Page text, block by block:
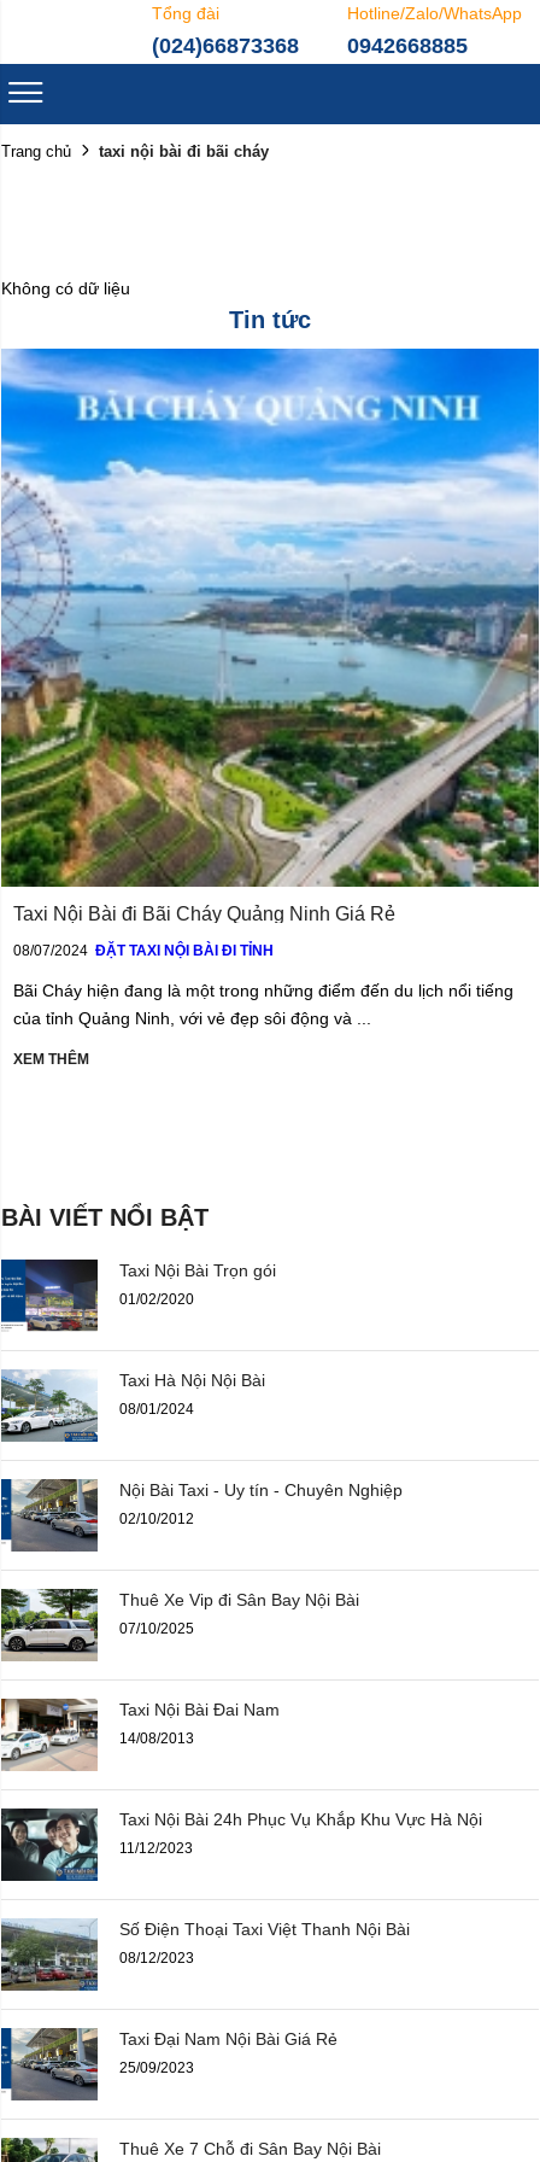
Tổng đài
(024)66873368
Hotline/Zalo/WhatsApp
0942668885
Trang chủ taxi nội bài đi bãi cháy
Không có dữ liệu
Tin tức
Taxi Nội Bài đi Bãi Cháy Quảng Ninh Giá Rẻ
08/07/2024 ĐẶT TAXI NỘI BÀI ĐI TỈNH
Bãi Cháy hiện đang là một trong những điểm đến du lịch nổi tiếng
của tỉnh Quảng Ninh, với vẻ đẹp sôi động và ...
XEM THÊM
BÀI VIẾT NỔI BẬT
Taxi Nội Bài Trọn gói
01/02/2020
Taxi Hà Nội Nội Bài
08/01/2024
Nội Bài Taxi - Uy tín - Chuyên Nghiệp
02/10/2012
Thuê Xe Vip đi Sân Bay Nội Bài
07/10/2025
Taxi Nội Bài Đai Nam
14/08/2013
Taxi Nội Bài 24h Phục Vụ Khắp Khu Vực Hà Nội
11/12/2023
Số Điện Thoại Taxi Việt Thanh Nội Bài
08/12/2023
Taxi Đại Nam Nội Bài Giá Rẻ
25/09/2023
Thuê Xe 7 Chỗ đi Sân Bay Nội Bài